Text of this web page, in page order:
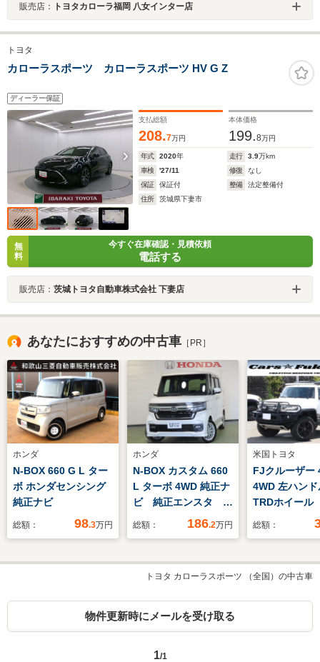
販売店： トヨタカローラ福岡 八女インター店
トヨタ
カローラスポーツ カローラスポーツ HV G Z
ディーラー保証
支払総額
208.7万円
本体価格
199.8万円
年式 2020年 走行 3.9万km
車検
'27/11 修復
なし
保証
保証付 整備
法定整備付
住所
茨城県下妻市
無
料
今すぐ在庫確認・見積依頼
電話する
販売店： 茨城トヨタ自動車株式会社 下妻店
あなたにおすすめの中古車 ［PR］
ホンダ
N-BOX 660 G L ター
ボ ホンダセンシング
純正ナビ
総額： 98.3万円
ホンダ
N-BOX カスタム 660
L ターボ 4WD 純正ナ
ビ 純正エンスタ 純
正ドラレコ パドルシ
シートヒーター
総額： 186.2万円
米国トヨタ
FJクルーザー
4WD 左ハン
TRDホイー
マフラー 社
ビ Bカメ
エアブラシペ
総額：
トヨタ カローラスポーツ （全国）の中古車
物件更新時にメールを受け取る
1/1